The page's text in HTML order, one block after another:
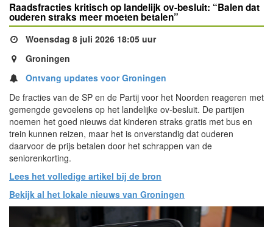
Raadsfracties kritisch op landelijk ov-besluit: “Balen dat
ouderen straks meer moeten betalen”
Woensdag 8 juli 2026 18:05 uur
Groningen
Ontvang updates voor Groningen
De fracties van de SP en de Partij voor het Noorden reageren met
gemengde gevoelens op het landelijke ov-besluit. De partijen
noemen het goed nieuws dat kinderen straks gratis met bus en
trein kunnen reizen, maar het is onverstandig dat ouderen
daarvoor de prijs betalen door het schrappen van de
seniorenkorting.
Lees het volledige artikel bij de bron
Bekijk al het lokale nieuws van Groningen